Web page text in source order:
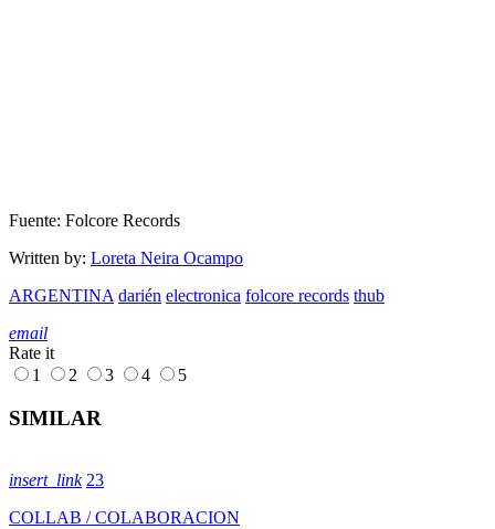
Fuente: Folcore Records
Written by: Loreta Neira Ocampo
ARGENTINA darién electronica folcore records thub
email
Rate it
1
2 3 4 5
SIMILAR
insert_link 23
COLLAB / COLABORACION